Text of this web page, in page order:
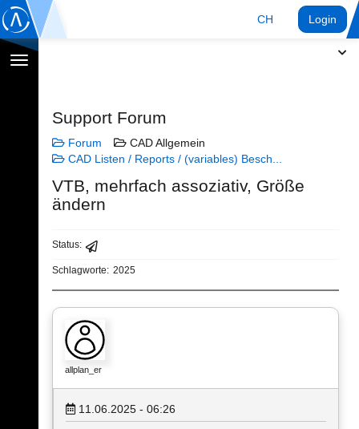
CH Login
Navigation
Support Forum
Forum
CAD Allgemein
CAD Listen / Reports / (variables) Besch...
VTB, mehrfach assoziativ, Größe
ändern
Status:
Schlagworte: 2025
allplan_er
11.06.2025 - 06:26